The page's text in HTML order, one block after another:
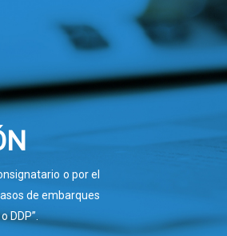
o por el
de embarques
DDP”.